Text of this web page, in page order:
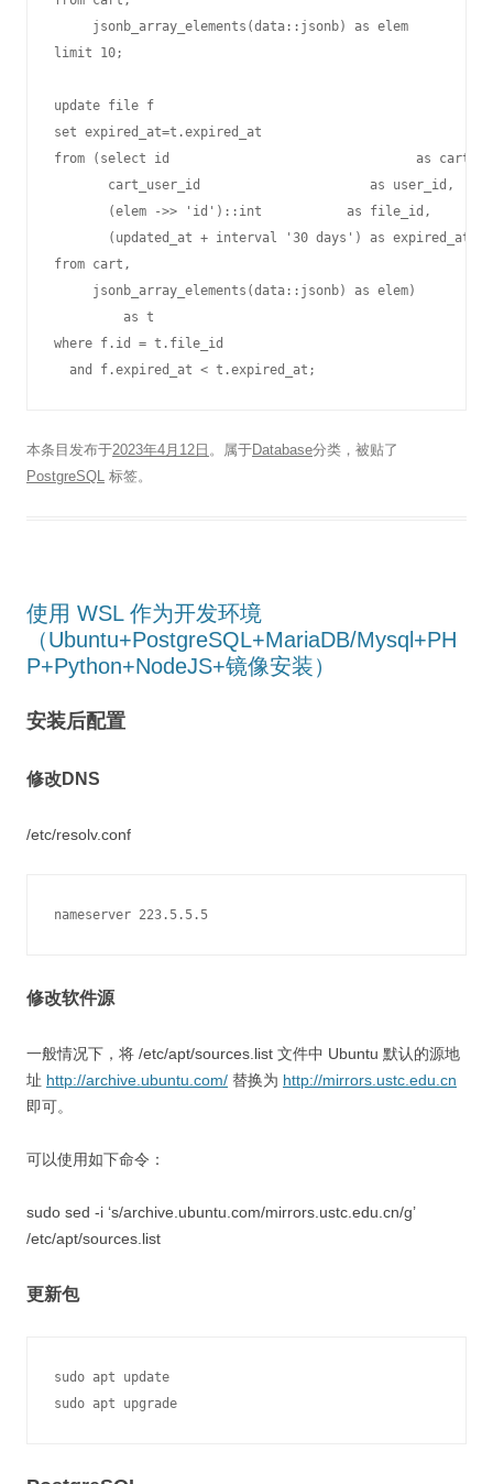
     jsonb_array_elements(data::jsonb) as elem
limit 10;
update file f
set expired_at=t.expired_at
from (select id                                as
       cart_user_id                      as user_id,
       (elem ->> 'id')::int           as file_id,
       (updated_at + interval '30 days') as expired_at
from cart,
     jsonb_array_elements(data::jsonb) as elem)
         as t
where f.id = t.file_id
  and f.expired_at < t.expired_at;
本条目发布于2023年4月12日 。属于Database分类，被贴了
PostgreSQL 标签。
使用 WSL 作为开发环境
（Ubuntu+PostgreSQL+MariaDB/Mysql+PH
P+Python+NodeJS+镜像安装）
安装后配置
修改DNS
/etc/resolv.conf
nameserver 223.5.5.5
修改软件源
一般情况下，将 /etc/apt/sources.list 文件中 Ubuntu 默认的源地
址 http://archive.ubuntu.com/ 替换为 http://mirrors.ustc.edu.cn
即可。
可以使用如下命令：
sudo sed -i ‘s/archive.ubuntu.com/mirrors.ustc.edu.cn/g’
/etc/apt/sources.list
更新包
sudo apt update
sudo apt upgrade